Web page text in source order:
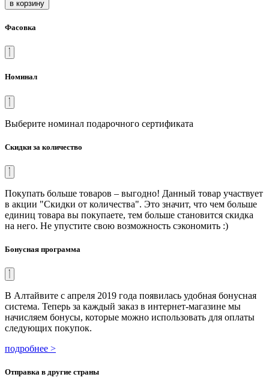
в корзину
Фасовка
Номинал
Выберите номинал подарочного сертификата
Скидки за количество
Покупать больше товаров – выгодно! Данный товар участвует
в акции "Скидки от количества". Это значит, что чем больше
единиц товара вы покупаете, тем больше становится скидка
на него. Не упустите свою возможность сэкономить :)
Бонусная программа
В Алтайвите с апреля 2019 года появилась удобная бонусная
система. Теперь за каждый заказ в интернет-магазине мы
начисляем бонусы, которые можно использовать для оплаты
следующих покупок.
подробнее >
Отправка в другие страны